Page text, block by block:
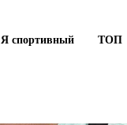
Я спортивный ТОП